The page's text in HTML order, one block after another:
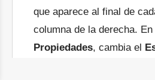
que aparece al final de
columna de la derecha.
Propiedades, cambia el